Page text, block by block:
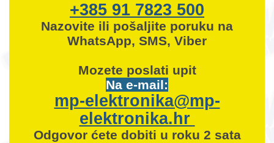
+385 91 7823 500
Nazovite ili pošaljite poruku na
WhatsApp, SMS, Viber
Mozete poslati upit
Na e-mail:
mp-elektronika@mp-
elektronika.hr
Odgovor ćete dobiti u roku 2 sata